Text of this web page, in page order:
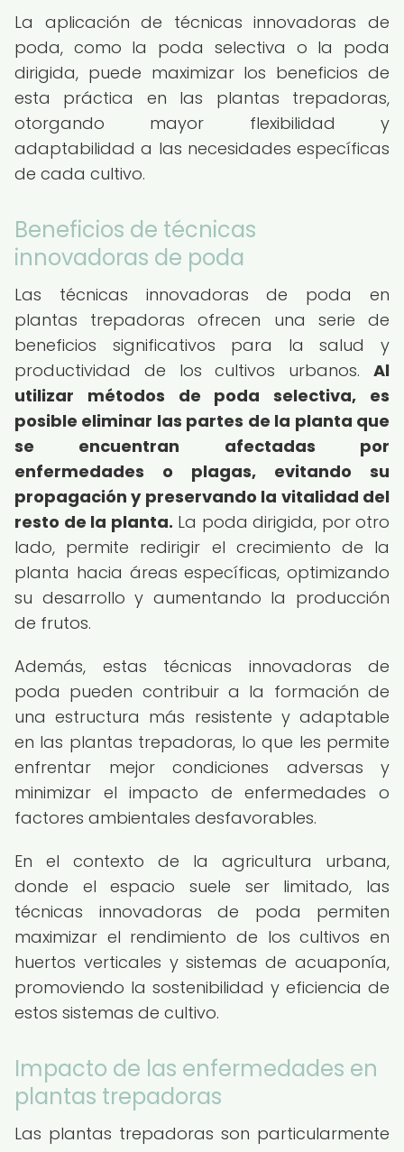
La aplicación de técnicas innovadoras de
poda, como la poda selectiva o la poda
dirigida, puede maximizar los beneficios de
esta práctica en las plantas trepadoras,
otorgando mayor flexibilidad y
adaptabilidad a las necesidades específicas
de cada cultivo.
Beneficios de técnicas
innovadoras de poda
Las técnicas innovadoras de poda en
plantas trepadoras ofrecen una serie de
beneficios significativos para la salud y
productividad de los cultivos urbanos. Al
utilizar métodos de poda selectiva, es
posible eliminar las partes de la planta que
se encuentran afectadas por
enfermedades o plagas, evitando su
propagación y preservando la vitalidad del
resto de la planta. La poda dirigida, por otro
lado, permite redirigir el crecimiento de la
planta hacia áreas específicas, optimizando
su desarrollo y aumentando la producción
de frutos.
Además, estas técnicas innovadoras de
poda pueden contribuir a la formación de
una estructura más resistente y adaptable
en las plantas trepadoras, lo que les permite
enfrentar mejor condiciones adversas y
minimizar el impacto de enfermedades o
factores ambientales desfavorables.
En el contexto de la agricultura urbana,
donde el espacio suele ser limitado, las
técnicas innovadoras de poda permiten
maximizar el rendimiento de los cultivos en
huertos verticales y sistemas de acuaponía,
promoviendo la sostenibilidad y eficiencia de
estos sistemas de cultivo.
Impacto de las enfermedades en
plantas trepadoras
Las plantas trepadoras son particularmente